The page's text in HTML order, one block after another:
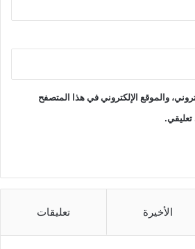
والموقع الإلكتروني في هذا المتصفح
تعليقي.
الأخيرة تعليقات